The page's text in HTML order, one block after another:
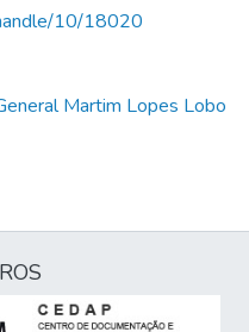
10/18020
Martim Lopes Lobo